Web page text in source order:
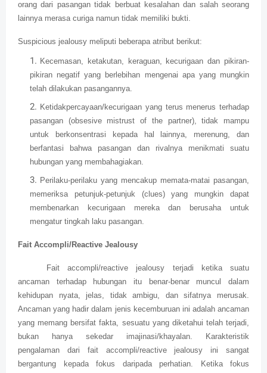
orang dari pasangan tidak berbuat kesalahan dan salah seorang
lainnya merasa curiga namun tidak memiliki bukti.
Suspicious jealousy meliputi beberapa atribut berikut:
Kecemasan, ketakutan, keraguan, kecurigaan dan pikiran-
pikiran negatif yang berlebihan mengenai apa yang mungkin
telah dilakukan pasangannya.
Ketidakpercayaan/kecurigaan yang terus menerus terhadap
pasangan (obsesive mistrust of the partner), tidak mampu
untuk berkonsentrasi kepada hal lainnya, merenung, dan
berfantasi bahwa pasangan dan rivalnya menikmati suatu
hubungan yang membahagiakan.
Perilaku-perilaku yang mencakup memata-matai pasangan,
memeriksa petunjuk-petunjuk (clues) yang mungkin dapat
membenarkan kecurigaan mereka dan berusaha untuk
mengatur tingkah laku pasangan.
Fait Accompli/Reactive Jealousy
Fait accompli/reactive jealousy terjadi ketika suatu
ancaman terhadap hubungan itu benar-benar muncul dalam
kehidupan nyata, jelas, tidak ambigu, dan sifatnya merusak.
Ancaman yang hadir dalam jenis kecemburuan ini adalah ancaman
yang memang bersifat fakta, sesuatu yang diketahui telah terjadi,
bukan hanya sekedar imajinasi/khayalan. Karakteristik
pengalaman dari fait accompli/reactive jealousy ini sangat
bergantung kepada fokus daripada perhatian. Ketika fokus